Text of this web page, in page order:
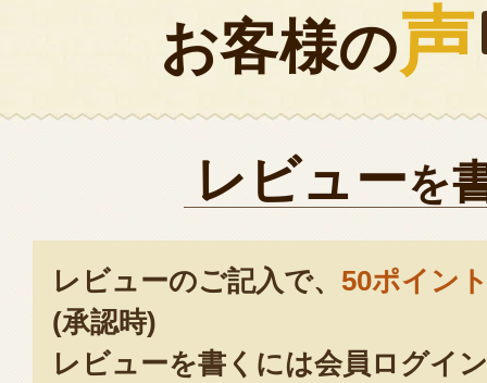
お客様の声
レビューを
レビューのご記入で、 50ポイン
(承認時)
レビューを書くには会員ログイ